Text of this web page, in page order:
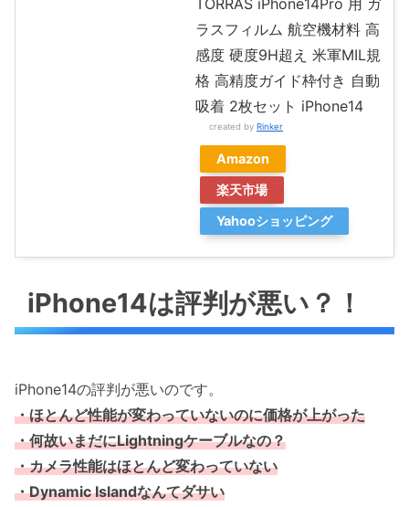
TORRAS iPhone14Pro 用 ガ
ラスフィルム 航空機材料 高
感度 硬度9H超え 米軍MIL規
格 高精度ガイド枠付き 自動
吸着 2枚セット iPhone14
created by Rinker
Amazon
楽天市場
Yahooショッピング
iPhone14は評判が悪い？！
iPhone14の評判が悪いのです。
・ほとんど性能が変わっていないのに価格が上がった
・何故いまだにLightningケーブルなの？
・カメラ性能はほとんど変わっていない
・Dynamic Islandなんてダサい